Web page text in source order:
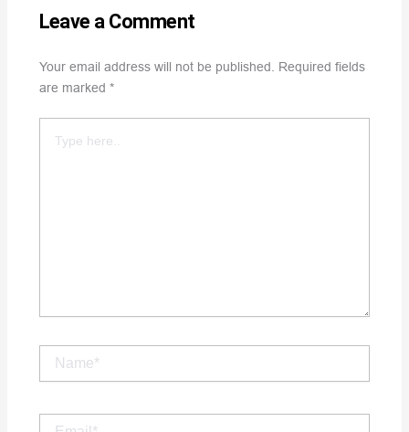
Leave a Comment
Your email address will not be published.
Required fields
are marked *
here..